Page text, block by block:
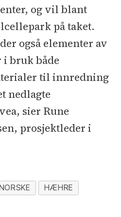
og vil blant
på taket.
også elementer av
bruk både
til innredning
nedlagte
sier Rune
prosjektleder i
HÆHRE